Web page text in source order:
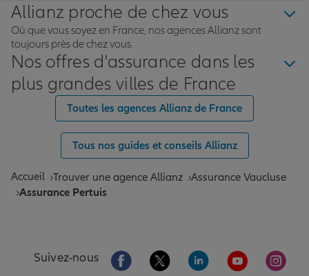
Allianz proche de chez vous
Où que vous soyez en France, nos agences Allianz sont
toujours près de chez vous.
Nos offres d'assurance dans les
plus grandes villes de France
Toutes les agences Allianz de France
Tous nos guides et conseils Allianz
Accueil Trouver une agence Allianz Assurance Vaucluse
Assurance Pertuis
Suivez-nous Aller sur la page Facebook de Allianz
Aller sur la page Twitter de
Aller sur la page
Aller sur la
Aller